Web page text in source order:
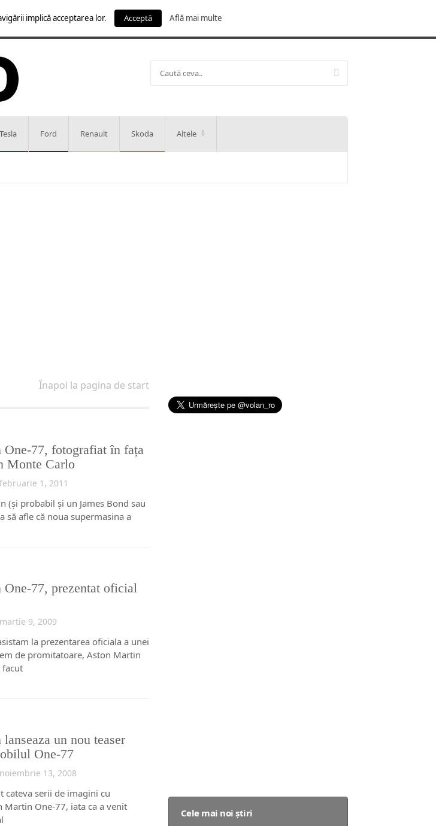
Tesla Ford Renault Skoda Altele
Înapoi la pagina de start
77, fotografiat în fața
Monte Carlo
februarie 1, 2011
(şi probabil şi un James Bond sau
să afle că noua supermasina a
77, prezentat oficial
martie 9, 2009
la prezentarea oficiala a unei
de promitatoare, Aston Martin
facut
un nou teaser
One-77
noiembrie 13, 2008
cateva serii de imagini cu
Martin One-77, iata ca a venit
Cele mai noi știri
implică acceptarea lor. Acceptă Află mai multe